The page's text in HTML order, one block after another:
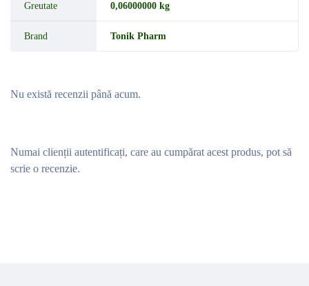
Greutate 0,06000000 kg
Brand Tonik Pharm
Nu există recenzii până acum.
Numai clienții autentificați, care au cumpărat acest produs, pot să
scrie o recenzie.